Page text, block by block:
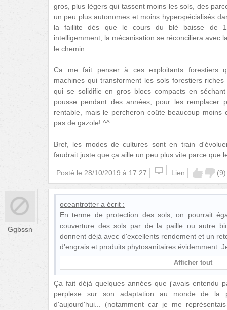
gros, plus légers qui tassent moins les sols, des
un peu plus autonomes et moins hyperspécialisés
la faillite dès que le cours du blé baisse de
intelligemment, la mécanisation se réconciliera avec
le chemin.
Ca me fait penser à ces exploitants forestiers
machines qui transforment les sols forestiers
qui se solidifie en gros blocs compacts en
pousse pendant des années, pour les remplacer
rentable, mais le percheron coûte beaucoup
pas de gazole! ^^
Bref, les modes de cultures sont en train
faudrait juste que ça aille un peu plus vite parce que
Posté le 28/10/2019 à 17:27 Lien (9)
Ggbssn
oceantrotter a écrit :
En terme de protection des sols, on pourrait
couverture des sols par de la paille ou autre
donnent déjà avec d'excellents rendement et un
d'engrais et produits phytosanitaires évidemment.
Afficher tout
Ça fait déjà quelques années que j'avais entendu
perplexe sur son adaptation au monde de la
d'aujourd'hui... (notamment car je me